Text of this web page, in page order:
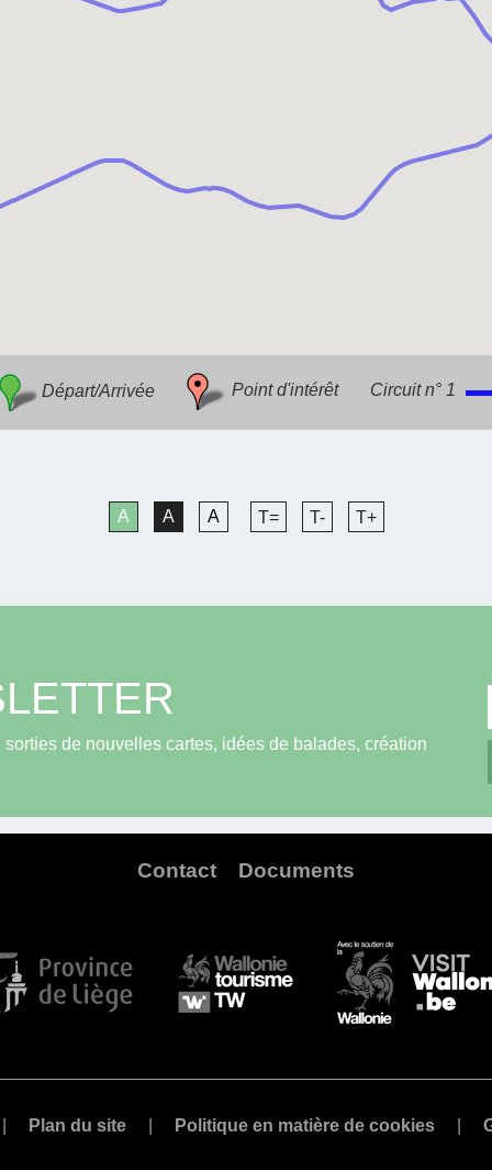
Départ/Arrivée Point d'intérêt Circuit n° 1
A A A T= T- T+
de nouvelles cartes, idées de balades, création
Contact Documents
Plan du site Politique en matière de cookies